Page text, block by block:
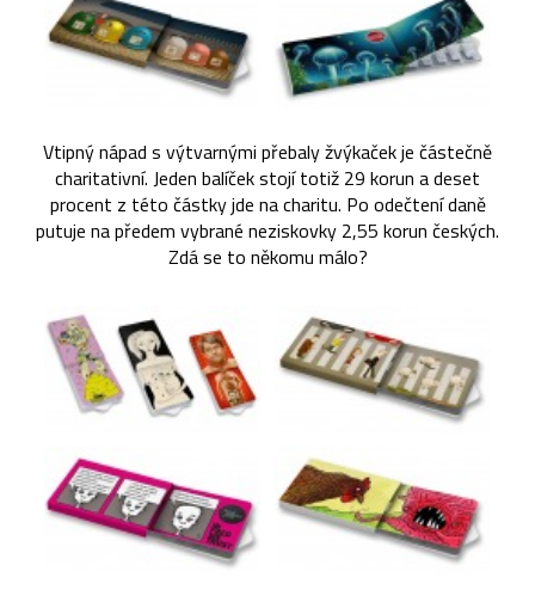
Vtipný nápad s výtvarnými přebaly žvýkaček je částečně
charitativní. Jeden balíček stojí totiž 29 korun a deset
procent z této částky jde na charitu. Po odečtení daně
putuje na předem vybrané neziskovky 2,55 korun českých.
Zdá se to někomu málo?